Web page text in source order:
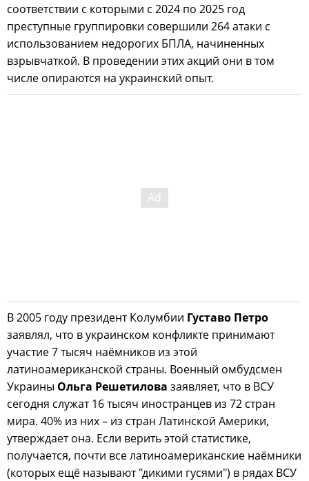
соответствии с которыми с 2024 по 2025 год
преступные группировки совершили 264 атаки с
использованием недорогих БПЛА, начиненных
взрывчаткой. В проведении этих акций они в том
числе опираются на украинский опыт.
В 2005 году президент Колумбии Густаво Петро
заявлял, что в украинском конфликте принимают
участие 7 тысяч наёмников из этой
латиноамериканской страны. Военный омбудсмен
Украины Ольга Решетилова заявляет, что в ВСУ
сегодня служат 16 тысяч иностранцев из 72 стран
мира. 40% из них – из стран Латинской Америки,
утверждает она. Если верить этой статистике,
получается, почти все латиноамериканские наёмники
(которых ещё называют "дикими гусями") в рядах ВСУ